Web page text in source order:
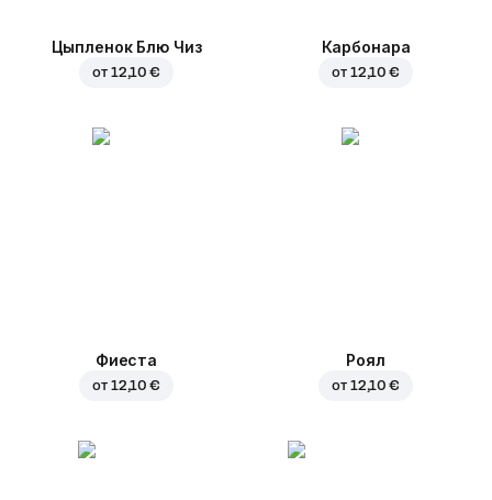
Цыпленок Блю Чиз
от 12,10 €
Карбонара
от 12,10 €
Фиеста
от 12,10 €
Роял
от 12,10 €